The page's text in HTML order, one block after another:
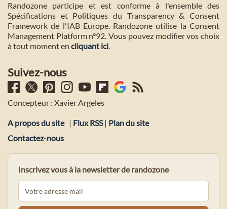
Randozone participe et est conforme à l'ensemble des
Spécifications et Politiques du Transparency & Consent
Framework de l'IAB Europe. Randozone utilise la Consent
Management Platform n°92. Vous pouvez modifier vos choix
à tout moment en cliquant ici.
Suivez-nous
Concepteur : Xavier Argeles
A propos du site | Flux RSS| Plan du site
Contactez-nous
Inscrivez vous à la newsletter de randozone